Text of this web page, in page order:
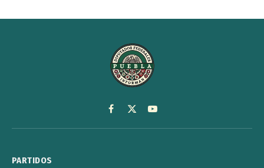
Facebook
X
(Twitter)
YouTube
PARTIDOS